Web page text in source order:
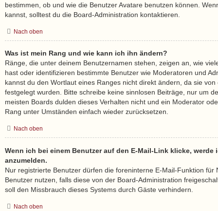
bestimmen, ob und wie die Benutzer Avatare benutzen können.
kannst, solltest du die Board-Administration kontaktieren.
Nach oben
Was ist mein Rang und wie kann ich ihn ändern?
Ränge, die unter deinem Benutzernamen stehen, zeigen an, wie
hast oder identifizieren bestimmte Benutzer wie Moderatoren und
kannst du den Wortlaut eines Ranges nicht direkt ändern, da sie
festgelegt wurden. Bitte schreibe keine sinnlosen Beiträge, nur um
meisten Boards dulden dieses Verhalten nicht und ein Moderator
Rang unter Umständen einfach wieder zurücksetzen.
Nach oben
Wenn ich bei einem Benutzer auf den E-Mail-Link klicke, werde
anzumelden.
Nur registrierte Benutzer dürfen die foreninterne E-Mail-Funktion für
Benutzer nutzen, falls diese von der Board-Administration
soll den Missbrauch dieses Systems durch Gäste verhindern.
Nach oben